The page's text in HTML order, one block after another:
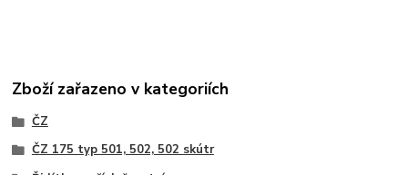
Zboží zařazeno v kategoriích
ČZ
ČZ 175 typ 501, 502, 502 skútr